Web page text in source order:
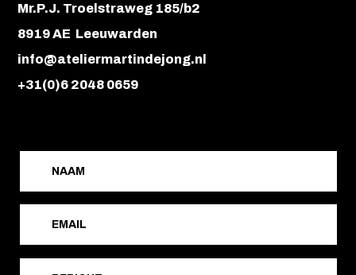
Mr.P.J. Troelstraweg 185/b2
8919 AE Leeuwarden
info@ateliermartindejong.nl
+31(0)6 2048 0659